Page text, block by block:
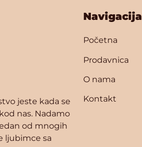
jeste kada se
nas. Nadamo
od mnogih
ljubimce sa
Navigacija
Početna
Prodavnica
O nama
Kontakt